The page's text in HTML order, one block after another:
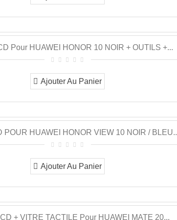
Pour HUAWEI HONOR 10 NOIR + OUTILS +...
Ajouter Au Panier
POUR HUAWEI HONOR VIEW 10 NOIR /
Ajouter Au Panier
+ VITRE TACTILE Pour HUAWEI MATE 20...